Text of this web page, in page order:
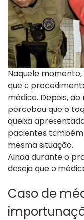
Naquele
que o
médico. Depois,
percebeu que o
queixa
pacientes
mesma situação.
Ainda durante o
deseja que o
Caso de